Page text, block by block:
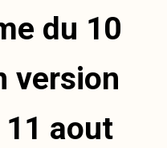
du 10
version
aout